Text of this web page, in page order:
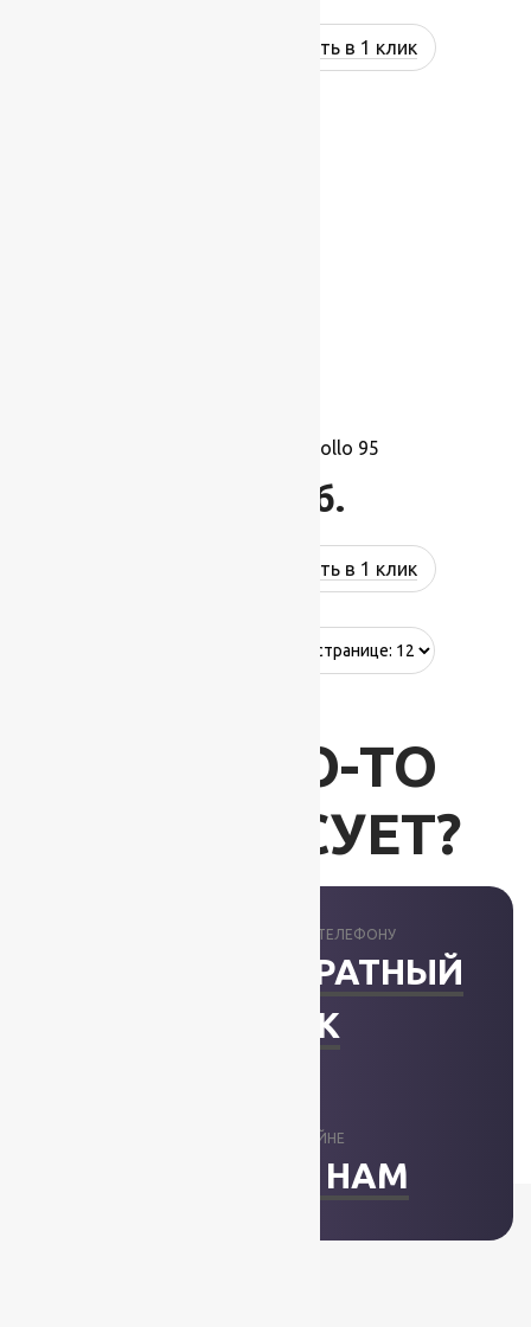
Купить в 1 клик
Ковролин Balta Apollo 95
руб.
Купить в 1 клик
ВАС ЧТО-ТО
ИНТЕРЕСУЕТ?
ПРОКОНСУЛЬТИРУЕМ ПО ТЕЛЕФОНУ
ЗАКАЗАТЬ ОБРАТНЫЙ
ЗВОНОК
ОТВЕТИМ В ОНЛАЙНЕ
НАПИСАТЬ НАМ